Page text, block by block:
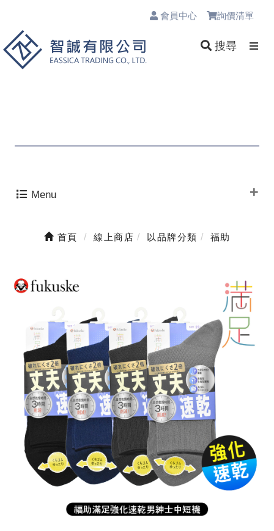
會員中心 詢價清單
搜尋
Menu
首頁 線上商店 以品牌分類 福助